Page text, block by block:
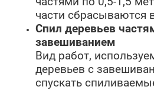
части сбрасываются
Спил деревьев
завешиванием
Вид работ,
деревьев с
спускать